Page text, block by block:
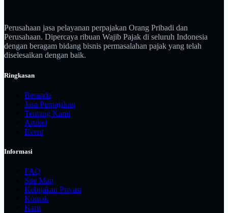
Perusahaan jasa pelayanan perpajakan Orang Pribadi dan
Perusahaan. Dipercaya ribuan Wajib Pajak di seluruh Indonesia
dengan beragam bidang bisnis permasalahan pajak yang telah
diselesaikan dengan baik.
Ringkasan
Beranda
Jasa Perpajakan
Tentang Kami
Artikel
Event
Informasi
FAQ
Site Map
Kebijakan Privasi
Kontak
Karir